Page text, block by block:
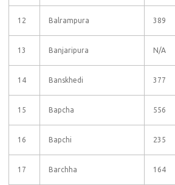
12 Balrampura 389
13 Banjaripura N/A
14 Banskhedi 377
15 Bapcha 556
16 Bapchi 235
17 Barchha 164